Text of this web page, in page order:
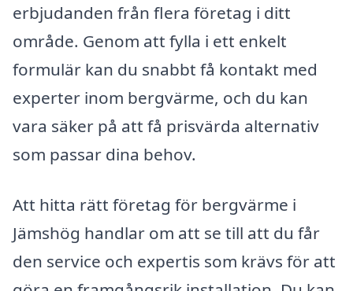
erbjudanden från flera företag i ditt
område. Genom att fylla i ett enkelt
formulär kan du snabbt få kontakt med
experter inom bergvärme, och du kan
vara säker på att få prisvärda alternativ
som passar dina behov.
Att hitta rätt företag för bergvärme i
Jämshög handlar om att se till att du får
den service och expertis som krävs för att